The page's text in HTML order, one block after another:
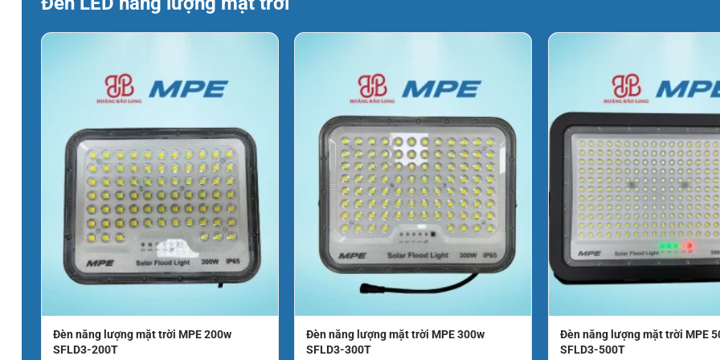
Tiêu chuẩn sản xuất
THÔNG TIN LIÊN HỆ:
CÔNG TY TNHH SX TM DV HOÀNG BẢO LONG
Địa chỉ: 83/15/10 Phạm Văn Bạch, Phường 15, Quận Tân Bình, TP. Hồ Chí Minh
Hotline 0934.1819.79
Zalo : 0934.1819.79
Facebook: Hoàng Bảo Long
Mail: hoangbaolongco@gmail.com
Đèn năng lượng mặt trời MPE 200w
SFLD3-200T
Đèn năng lượng mặt trời MPE 300w
SFLD3-300T
Đèn năng lượng mặt trời MPE
SFLD3-500T